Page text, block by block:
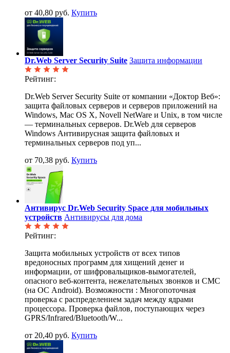
от 40,80 руб. Купить
Dr.Web Server Security Suite Защита информации
Рейтинг:
Dr.Web Server Security Suite от компании «Доктор Веб»:
защита файловых серверов и серверов приложений на
Windows, Mac OS X, Novell NetWare и Unix, в том числе
— терминальных серверов. Dr.Web для серверов
Windows Антивирусная защита файловых и
терминальных серверов под уп...
от 70,38 руб. Купить
Антивирус Dr.Web Security Space для мобильных
устройств Антивирусы для дома
Рейтинг:
Защита мобильных устройств от всех типов
вредоносных программ для хищений денег и
информации, от шифровальщиков-вымогателей,
опасного веб-контента, нежелательных звонков и СМС
(на ОС Android). Возможности : Многопоточная
проверка с распределением задач между ядрами
процессора. Проверка файлов, поступающих через
GPRS/Infrared/Bluetooth/W...
от 20,40 руб. Купить